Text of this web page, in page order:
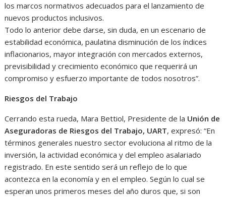
los marcos normativos adecuados para el lanzamiento de
nuevos productos inclusivos.
Todo lo anterior debe darse, sin duda, en un escenario de
estabilidad económica, paulatina disminución de los índices
inflacionarios, mayor integración con mercados externos,
previsibilidad y crecimiento económico que requerirá un
compromiso y esfuerzo importante de todos nosotros”.
Riesgos del Trabajo
Cerrando esta rueda, Mara Bettiol, Presidente de la Unión de
Aseguradoras de Riesgos del Trabajo, UART, expresó: “En
términos generales nuestro sector evoluciona al ritmo de la
inversión, la actividad económica y del empleo asalariado
registrado. En este sentido será un reflejo de lo que
acontezca en la economía y en el empleo. Según lo cual se
esperan unos primeros meses del año duros que, si son